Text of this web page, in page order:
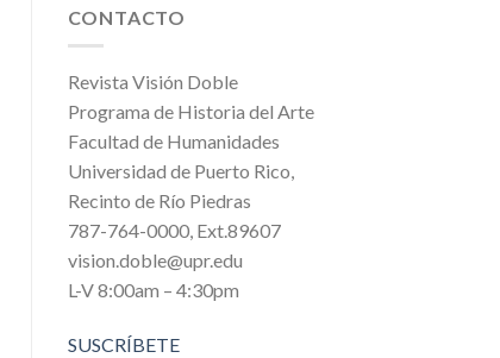
CONTACTO
Revista Visión Doble
Programa de Historia del Arte
Facultad de Humanidades
Universidad de Puerto Rico,
Recinto de Río Piedras
787-764-0000, Ext.89607
vision.doble@upr.edu
L-V 8:00am – 4:30pm
SUSCRÍBETE